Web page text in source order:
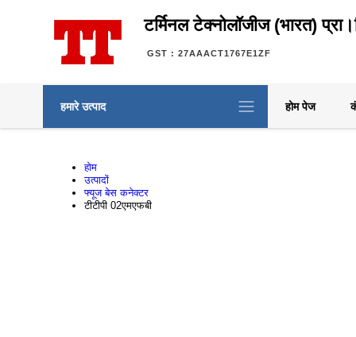
टर्मिनल टेक्नोलॉजीज (भारत)
GST : 27AAACT1767E1ZF
हमारे उत्पाद होम पेज
होम
उत्पादों
फ्यूज बेस कनेक्टर
टीटीपी 02एमएफबी